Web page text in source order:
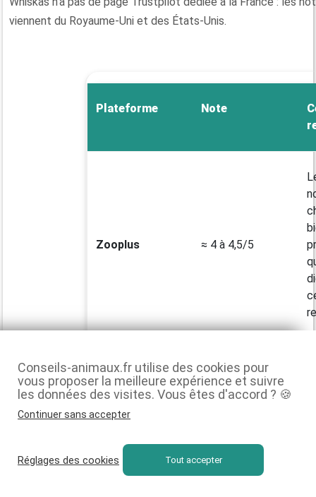
viennent du Royaume-Uni et des États-Unis.
Plateforme Note
Zooplus ≈ 4 à 4,5/5
Trustpilot
Conseils-animaux.fr utilise des cookies pour
vous proposer la meilleure expérience et suivre
les données des visites. Vous êtes d'accord ? 🍪
Continuer sans accepter
Réglages des cookies Tout accepter